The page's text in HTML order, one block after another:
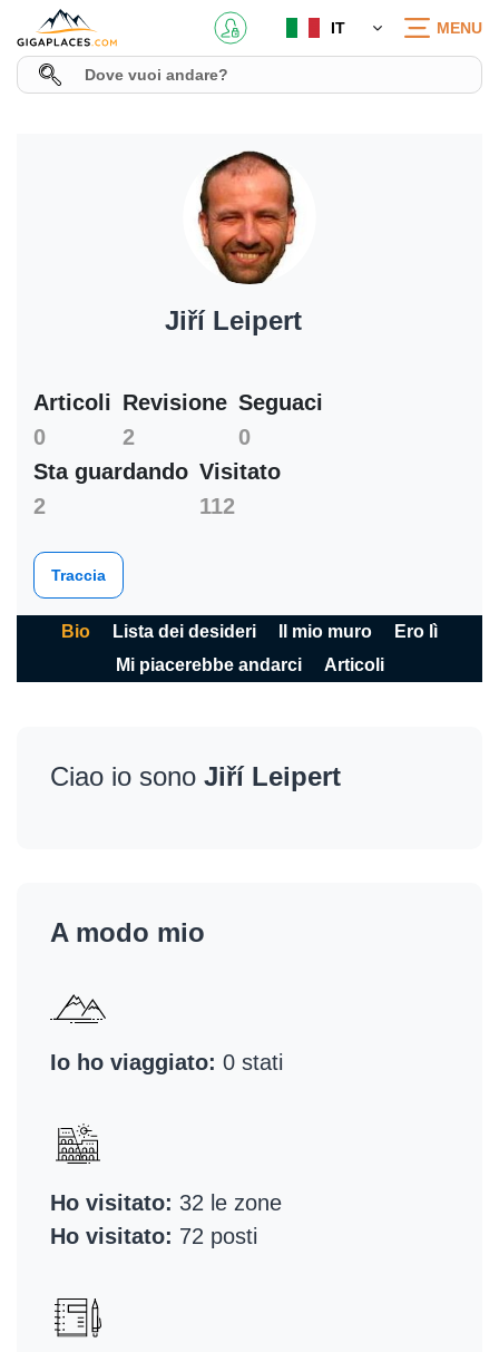
IT MENU
Jiří Leipert
Articoli
0
Revisione
2
Seguaci
0
Sta guardando
2
Visitato
112
Traccia
Bio Lista dei desideri Il mio muro
Ero lì
Mi piacerebbe andarci
Articoli
Ciao io sono Jiří Leipert
A modo mio
Io ho viaggiato: 0 stati
Ho visitato: 32 le zone
Ho visitato: 72 posti